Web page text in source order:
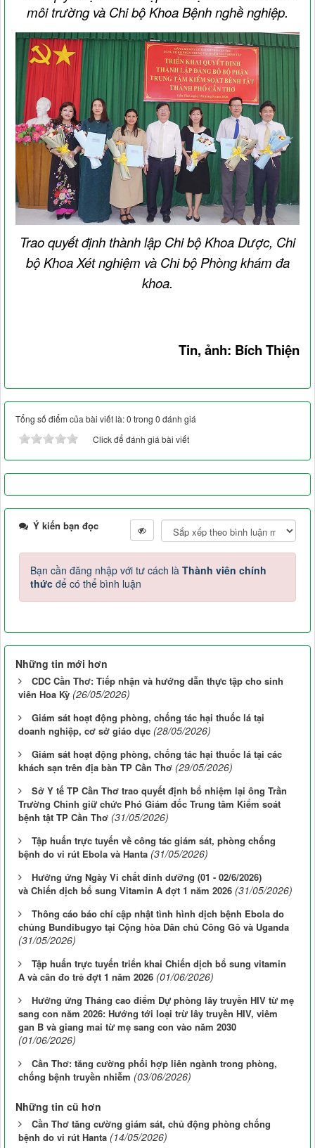
môi trường và Chi bộ Khoa Bệnh nghề nghiệp.
Trao quyết định thành lập Chi bộ Khoa Dược, Chi
bộ Khoa Xét nghiệm và Chi bộ Phòng khám đa
khoa.
Tin, ảnh: Bích Thiện
Tổng số điểm của bài viết là: 0 trong 0 đánh giá
Click để đánh giá bài viết
Ý kiến bạn đọc
Bạn cần đăng nhập với tư cách là Thành viên chính
thức để có thể bình luận
Những tin mới hơn
CDC Cần Thơ: Tiếp nhận và hướng dẫn thực tập cho sinh
viên Hoa Kỳ (26/05/2026)
Giám sát hoạt động phòng, chống tác hại thuốc lá tại
doanh nghiệp, cơ sở giáo dục (28/05/2026)
Giám sát hoạt động phòng, chống tác hại thuốc lá tại các
khách sạn trên địa bàn TP Cần Thơ (29/05/2026)
Sở Y tế TP Cần Thơ trao quyết định bổ nhiệm lại ông Trần
Trường Chinh giữ chức Phó Giám đốc Trung tâm Kiểm soát
bệnh tật TP Cần Thơ (31/05/2026)
Tập huấn trực tuyến về công tác giám sát, phòng chống
bệnh do vi rút Ebola và Hanta (31/05/2026)
Hưởng ứng Ngày Vi chất dinh dưỡng (01 - 02/6/2026)
và Chiến dịch bổ sung Vitamin A đợt 1 năm 2026 (31/05/2026)
Thông cáo báo chí cập nhật tình hình dịch bệnh Ebola do
chủng Bundibugyo tại Cộng hòa Dân chủ Công Gô và Uganda
(31/05/2026)
Tập huấn trực tuyến triển khai Chiến dịch bổ sung vitamin
A và cân đo trẻ đợt 1 năm 2026 (01/06/2026)
Hưởng ứng Tháng cao điểm Dự phòng lây truyền HIV từ mẹ
sang con năm 2026: Hướng tới loại trừ lây truyền HIV, viêm
gan B và giang mai từ mẹ sang con vào năm 2030
(01/06/2026)
Cần Thơ: tăng cường phối hợp liên ngành trong phòng,
chống bệnh truyền nhiễm (03/06/2026)
Những tin cũ hơn
Cần Thơ tăng cường giám sát, chủ động phòng chống
bệnh do vi rút Hanta (14/05/2026)